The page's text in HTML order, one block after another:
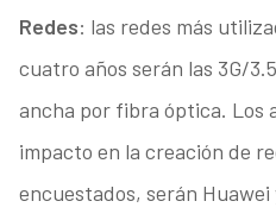
Redes: las redes más
cuatro años serán las 3G/
ancha por fibra óptica. Los
impacto en la creación de
encuestados, serán